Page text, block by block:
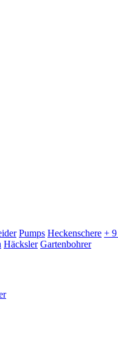
Pumps Heckenschere + 9
Häcksler Gartenbohrer